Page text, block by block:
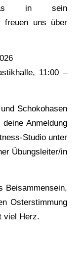
in sein
freuen uns über
11:00 –
Schokohasen
Anmeldung
Studio unter
Übungsleiter/in
Beisammensein,
Osterstimmung
viel Herz.